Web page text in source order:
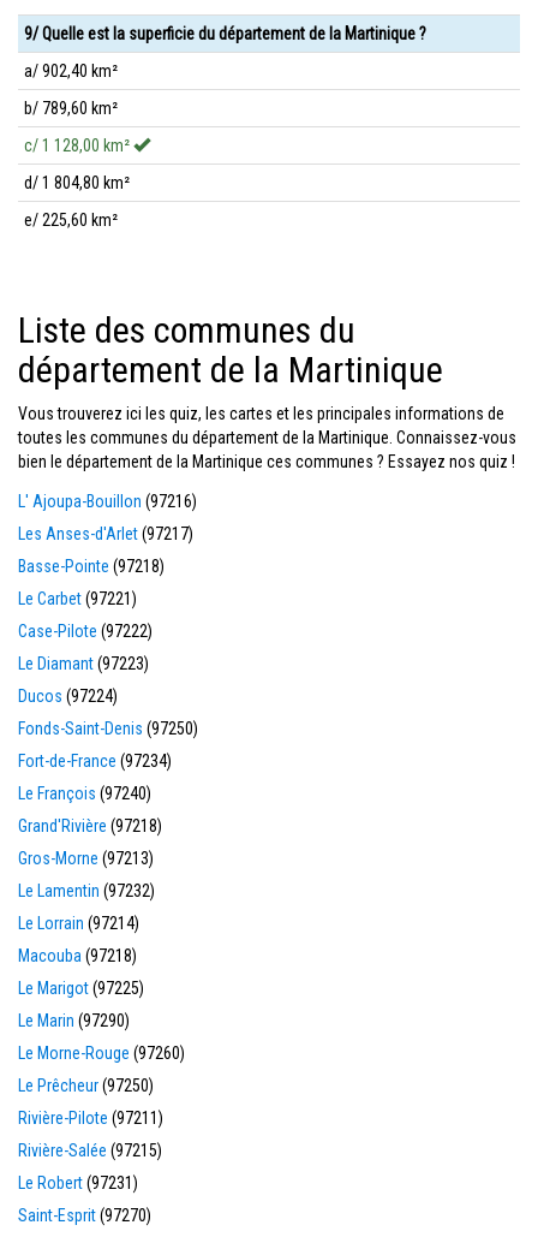
9/ Quelle est la superficie du département de la Martinique ?
a/ 902,40 km²
b/ 789,60 km²
c/ 1 128,00 km²
d/ 1 804,80 km²
e/ 225,60 km²
Liste des communes du
département de la Martinique
Vous trouverez ici les quiz, les cartes et les principales informations de
toutes les communes du département de la Martinique. Connaissez-vous
bien le département de la Martinique ces communes ? Essayez nos quiz !
L' Ajoupa-Bouillon (97216)
Les Anses-d'Arlet(97217)
Basse-Pointe (97218)
Le Carbet(97221)
Case-Pilote (97222)
Le Diamant(97223)
Ducos (97224)
Fonds-Saint-Denis (97250)
Fort-de-France (97234)
Le François (97240)
Grand'Rivière (97218)
Gros-Morne (97213)
Le Lamentin (97232)
Le Lorrain (97214)
Macouba (97218)
Le Marigot(97225)
Le Marin (97290)
Le Morne-Rouge (97260)
Le Prêcheur(97250)
Rivière-Pilote (97211)
Rivière-Salée (97215)
Le Robert(97231)
Saint-Esprit(97270)